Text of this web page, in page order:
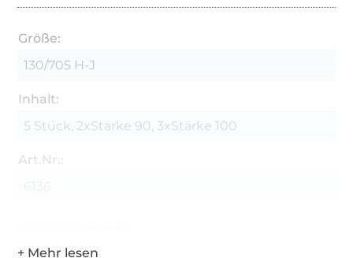
Größe:
130/705 H-J
Inhalt:
5 Stück, 2xStärke 90, 3xStärke 100
Art.Nr.: